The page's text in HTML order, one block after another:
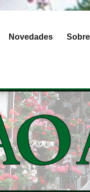
Novedades